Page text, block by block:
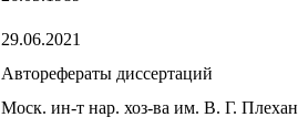
29.06.2021
Авторефераты диссертаций
Моск. ин-т нар. хоз-ва им. В. Г.